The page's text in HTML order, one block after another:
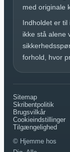
med originale
Indholdet er
ikke stå alene
forhold, hvor
Sitemap
Skribentpolitik
Brugsvilkår
Cookieindstillinger
Tilgængelighed
© Hjemme hos